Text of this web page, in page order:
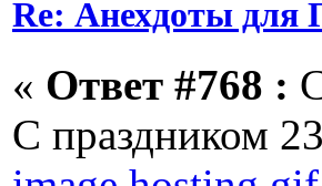
Re: Анехдоты для
« Ответ #768 :
С праздником